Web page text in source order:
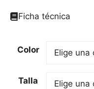
Ficha técnica
Color
Talla